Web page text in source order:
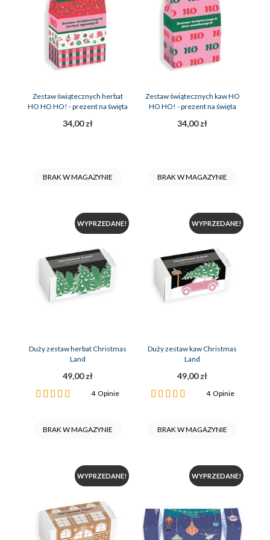
Zestaw świątecznych herbat
HO HO HO! - prezent na święta
34,00 zł
BRAK W MAGAZYNIE
Zestaw świątecznych kaw HO
HO HO! - prezent na święta
34,00 zł
BRAK W MAGAZYNIE
WYPRZEDANE!
Duży zestaw herbat Christmas
Land
49,00 zł
Ocena:
4Opinie
BRAK W MAGAZYNIE
WYPRZEDANE!
Duży zestaw kaw Christmas
Land
49,00 zł
Ocena:
4 Opinie
BRAK W MAGAZYNIE
WYPRZEDANE! WYPRZEDANE!